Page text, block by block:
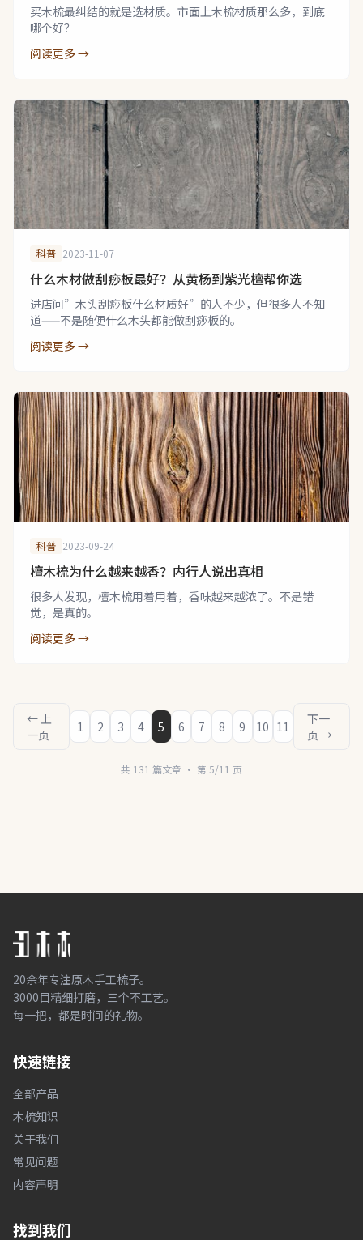
买木梳最纠结的就是选材质。市面上木梳材质那么多，到底
哪个好？
阅读更多 →
科普 2023-11-07
什么木材做刮痧板最好？从黄杨到紫光檀帮你选
进店问”木头刮痧板什么材质好”的人不少，但很多人不知
道——不是随便什么木头都能做刮痧板的。
阅读更多 →
科普 2023-09-24
檀木梳为什么越来越香？内行人说出真相
很多人发现，檀木梳用着用着，香味越来越浓了。不是错
觉，是真的。
阅读更多 →
← 上
一页
1 2 3 4 5 6 7 8 9 10 11
下一
页 →
共 131 篇文章 · 第 5/11 页
20余年专注原木手工梳子。
3000目精细打磨，三个不工艺。
每一把，都是时间的礼物。
快速链接
全部产品
木梳知识
关于我们
常见问题
内容声明
找到我们